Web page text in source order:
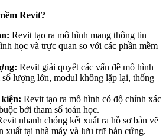
Revit?
Revit tạo ra mô hình mang thông tin
học và trực quan so với các phần mềm
Revit giải quyết các vấn đề mô hình
lượng lớn, modul không lặp lại, thống
Revit tạo ra mô hình có độ chính xác
bởi tham số toán học.
nhanh chóng kết xuất ra hồ sơ bản vẽ
xuất tại nhà máy và lưu trữ bản cứng.